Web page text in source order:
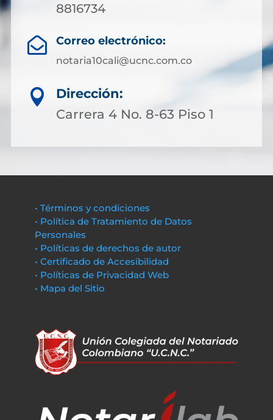
8816734
 Correo electrónico:
notaria10cali@ucnc.com.co

Dirección:
Carrera 4 No. 8-63 Piso 1
• Términos y condiciones
• Política de Tratamiento de Datos
Personales
• Políticas de derechos de autor
• Certificado de Accesibilidad
• Políticas de Privacidad Web
• Mapa del Sitio